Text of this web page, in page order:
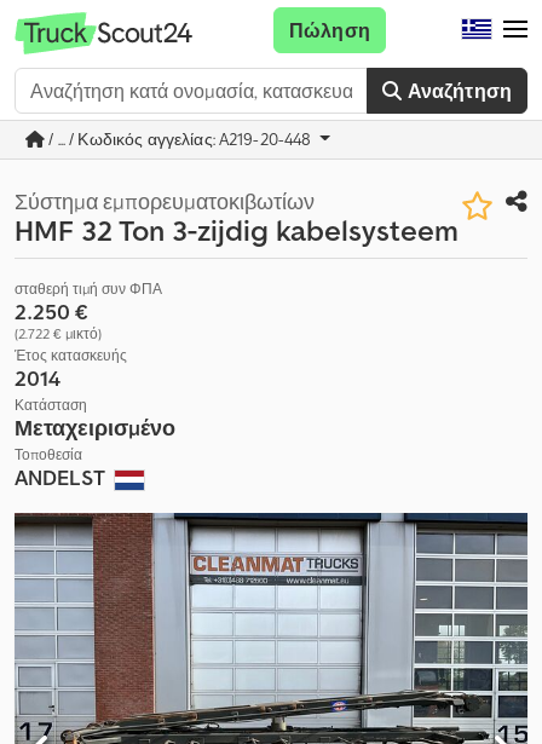
Αναζήτηση
Πώληση
/ ... / Κωδικός αγγελίας: A219-20-448
Σύστημα εμπορευματοκιβωτίων
HMF 32 Ton 3-zijdig kabelsysteem
σταθερή τιμή συν ΦΠΑ
2.250 €
(2.722 € μικτό)
Έτος κατασκευής
2014
Κατάσταση
Μεταχειρισμένο
Τοποθεσία
ANDELST